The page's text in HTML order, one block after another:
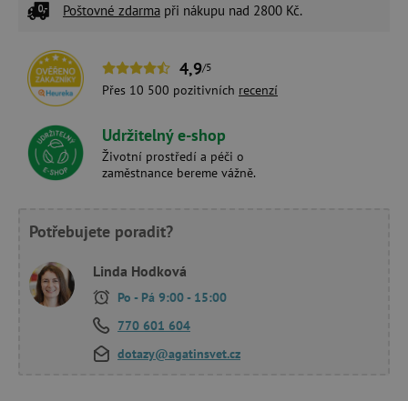
Poštovné zdarma při nákupu nad 2800 Kč.
4,9/5
Přes 10 500 pozitivních recenzí
Udržitelný e-shop
Životní prostředí a péči o
zaměstnance bereme vážně.
Potřebujete poradit?
Linda Hodková
Po - Pá 9:00 - 15:00
770 601 604
dotazy@agatinsvet.cz